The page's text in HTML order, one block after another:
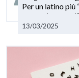
Per un latino più
proposta
13/03/2025